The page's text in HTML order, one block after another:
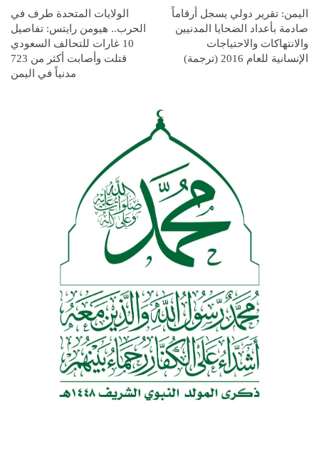
اليمن: تقرير دولي يسجل أرقاماً
صادمة بأعداد الضحايا المدنيين
والانتهاكات والاحتياجات
الإنسانية للعام 2016 (ترجمة)
الولايات المتحدة طرف في
الحرب.. هيومن رايتس: تفاصيل
10 غارات للتحالف السعودي
قتلت وأصابت أكثر من 723
مدنياً في اليمن